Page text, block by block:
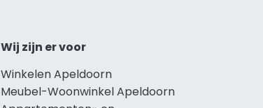
Wij zijn er voor
Winkelen Apeldoorn
Meubel-Woonwinkel Apeldoorn